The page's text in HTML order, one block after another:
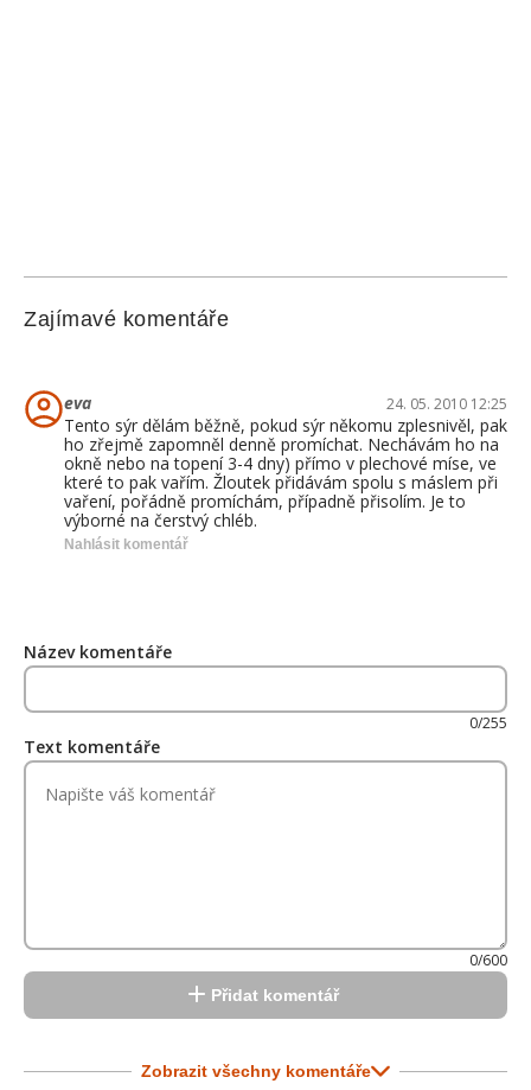
Zajímavé komentáře
eva 24. 05. 2010 12:25
Tento sýr dělám běžně, pokud sýr někomu zplesnivěl, pak
ho zřejmě zapomněl denně promíchat. Nechávám ho na
okně nebo na topení 3-4 dny) přímo v plechové míse, ve
které to pak vařím. Žloutek přidávám spolu s máslem při
vaření, pořádně promíchám, případně přisolím. Je to
výborné na čerstvý chléb.
Nahlásit komentář
Název komentáře
0/255
Text komentáře
0/600
Přidat komentář
Zobrazit všechny komentáře